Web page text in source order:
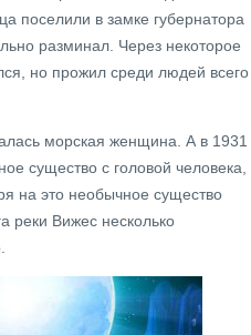
поселили в замке губернатора
разминал. Через некоторое
но прожил среди людей всего
морская женщина. А в 1931
существо с головой человека,
на это необычное существо
реки Вижес несколько